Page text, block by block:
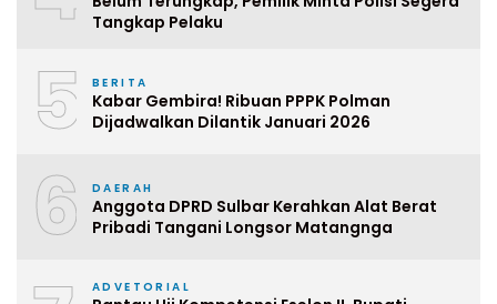
Tangkap Pelaku
5 BERITA
Kabar Gembira! Ribuan PPPK Polman
Dijadwalkan Dilantik Januari 2026
6 DAERAH
Anggota DPRD Sulbar Kerahkan Alat Berat
Pribadi Tangani Longsor Matangnga
ADVETORIAL